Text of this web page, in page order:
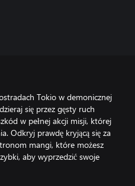
Tokio w demonicznej
się przez gęsty ruch
w pełnej akcji misji, której
Odkryj prawdę kryjącą się za
mangi, które możesz
aby wyprzedzić swoje